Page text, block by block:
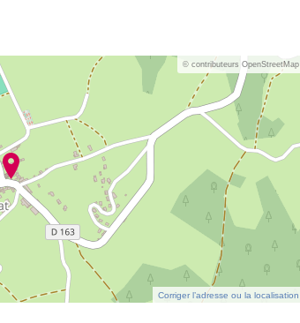
© contributeurs OpenStreetMap
Corriger l’adresse ou la localisation